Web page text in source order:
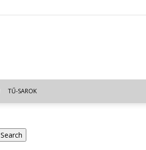
TŰ-SAROK
Search